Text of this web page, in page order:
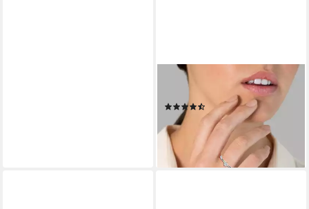
TRILANI
Silberring silber, mit Zirkonia
(62)
ab 43,95 € UVP 79,95 €
-45%
lieferbar - in 2-3 Werktagen bei dir